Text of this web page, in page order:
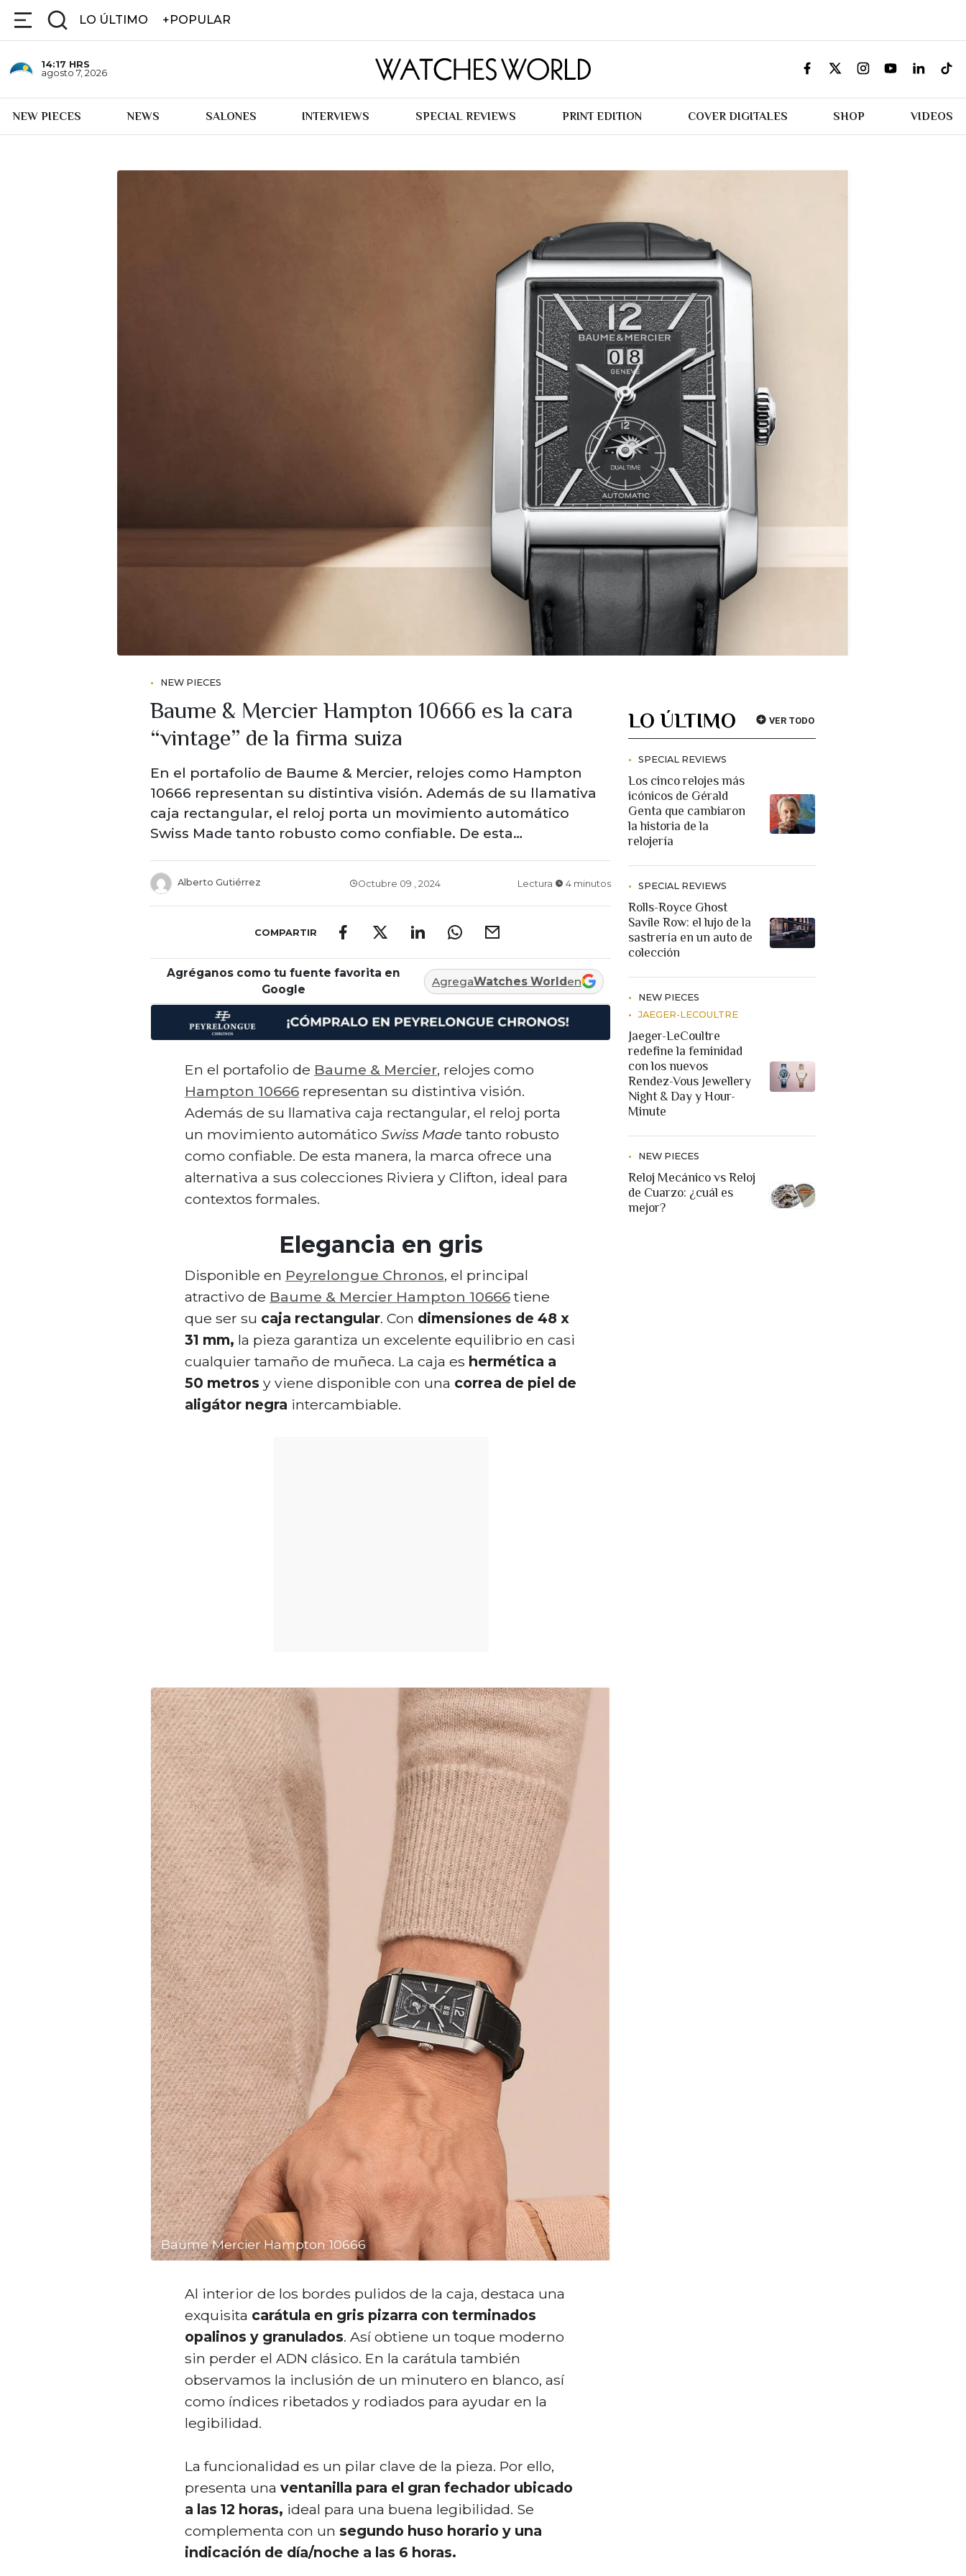
LO ÚLTIMO +POPULAR
14:17 HRS
agosto 7, 2026
NEW PIECES NEWS SALONES INTERVIEWS SPECIAL REVIEWS PRINT EDITION COVER DIGITALES SHOP VIDEOS
NEW PIECES
Baume & Mercier Hampton 10666 es la cara
“vintage” de la firma suiza
En el portafolio de Baume & Mercier, relojes como Hampton
10666 representan su distintiva visión. Además de su llamativa
caja rectangular, el reloj porta un movimiento automático
Swiss Made tanto robusto como confiable. De esta…
Alberto Gutiérrez Octubre 09 , 2024 Lectura 4 minutos
COMPARTIR
Agréganos como tu fuente favorita en
Google
AgregaWatches Worlden
En el portafolio de Baume & Mercier, relojes como
Hampton 10666 representan su distintiva visión.
Además de su llamativa caja rectangular, el reloj porta
un movimiento automático Swiss Madetanto robusto
como confiable. De esta manera, la marca ofrece una
alternativa a sus colecciones Riviera y Clifton, ideal para
contextos formales.
Elegancia en gris
Disponible en Peyrelongue Chronos, el principal
atractivo de Baume & Mercier Hampton 10666tiene
que ser su caja rectangular. Con dimensiones de 48 x
31 mm, la pieza garantiza un excelente equilibrio en casi
cualquier tamaño de muñeca. La caja es hermética a
50 metros y viene disponible con una correa de piel de
aligátor negra intercambiable.
Baume Mercier Hampton 10666
Al interior de los bordes pulidos de la caja, destaca una
exquisita carátula en gris pizarra con terminados
opalinos y granulados. Así obtiene un toque moderno
sin perder el ADN clásico. En la carátula también
observamos la inclusión de un minutero en blanco, así
como índices ribetados y rodiados para ayudar en la
legibilidad.
La funcionalidad es un pilar clave de la pieza. Por ello,
presenta una ventanilla para el gran fechador ubicado
a las 12 horas, ideal para una buena legibilidad. Se
complementa con un segundo huso horario y una
indicación de día/noche a las 6 horas.
LO ÚLTIMO VER TODO
SPECIAL REVIEWS
Los cinco relojes más
icónicos de Gérald
Genta que cambiaron
la historia de la
relojería
SPECIAL REVIEWS
Rolls-Royce Ghost
Savile Row: el lujo de la
sastrería en un auto de
colección
NEW PIECES
JAEGER-LECOULTRE
Jaeger-LeCoultre
redefine la feminidad
con los nuevos
Rendez-Vous Jewellery
Night & Day y Hour-
Minute
NEW PIECES
Reloj Mecánico vs Reloj
de Cuarzo: ¿cuál es
mejor?